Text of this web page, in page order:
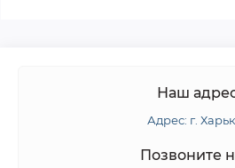
Наш
Адрес: г.
Позвоните